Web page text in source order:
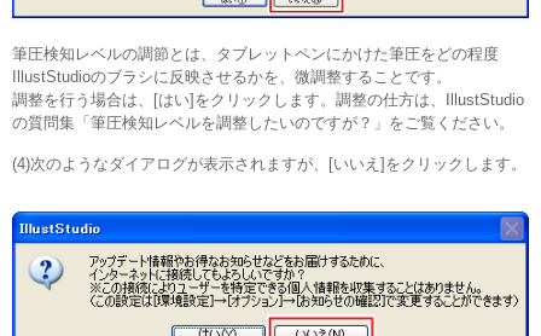
筆圧検知レベルの調節とは、タブレットペンにかけた筆圧をどの程度
IllustStudioのブラシに反映させるかを、微調整することです。
調整を行う場合は、[はい]をクリックします。調整の仕方は、IllustStudio
の質問集「筆圧検知レベルを調整したいのですが？」をご覧ください。
(4)次のようなダイアログが表示されますが、[いいえ]をクリックします。